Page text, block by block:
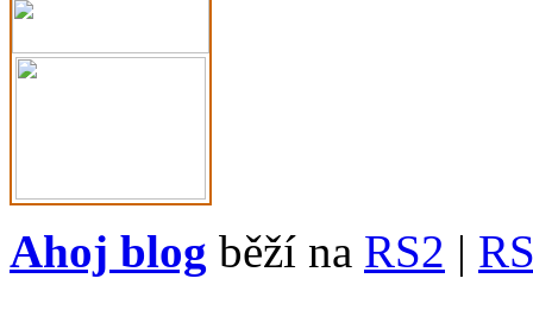
Ahoj blog běží na RS2 |